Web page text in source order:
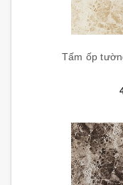
Tấm ốp